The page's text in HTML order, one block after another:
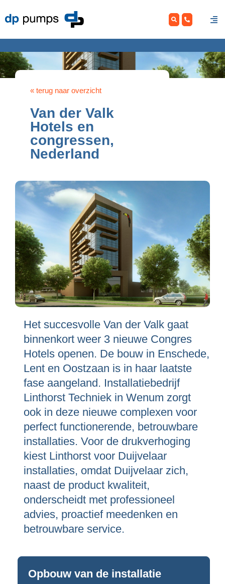
to
content
« terug naar overzicht
Van der Valk
Hotels en
congressen,
Nederland
Het succesvolle Van der Valk gaat
binnenkort weer 3 nieuwe Congres
Hotels openen. De bouw in Enschede,
Lent en Oostzaan is in haar laatste
fase aangeland. Installatiebedrijf
Linthorst Techniek in Wenum zorgt
ook in deze nieuwe complexen voor
perfect functionerende, betrouwbare
installaties. Voor de drukverhoging
kiest Linthorst voor Duijvelaar
installaties, omdat Duijvelaar zich,
naast de product kwaliteit,
onderscheidt met professioneel
advies, proactief meedenken en
betrouwbare service.
Opbouw van de installatie